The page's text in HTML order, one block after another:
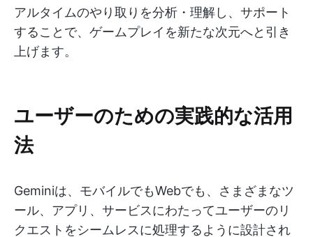
アルタイムのやり取りを分析・理解し、サポート
することで、ゲームプレイを新たな次元へと引き
上げます。
ユーザーのための実践的な活用
法
Geminiは、モバイルでもWebでも、さまざまなツ
ール、アプリ、サービスにわたってユーザーのリ
クエストをシームレスに処理するように設計され